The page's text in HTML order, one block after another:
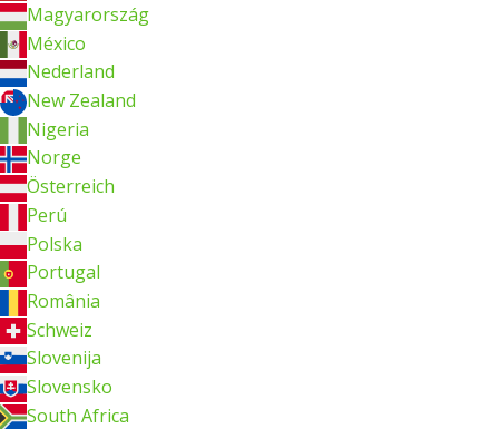
Magyarország
México
Nederland
New Zealand
Nigeria
Norge
Österreich
Perú
Polska
Portugal
România
Schweiz
Slovenija
Slovensko
South Africa